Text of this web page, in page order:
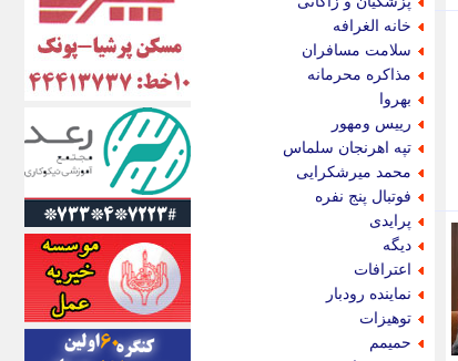
خانه الغرافه
سلامت مسافران
مذاکره محرمانه
بهروا
رییس ومهور
تپه اهرنجان سلماس
محمد میرشکرایی
فوتبال پنج نفره
پرایدی
دیگه
اعترافات
نماینده رودبار
توهیزات
حمیمم
ایراف
ایران آرت
ایران آنلاین
ایران زندگی
ایران فوری
ایرانی روز
ایرانیتال
ایرنا
ایسکانیوز
ایسنا
ایکنا
ایلنا
اینتیتر
ایونا نیوز
بازتاب آنلاین